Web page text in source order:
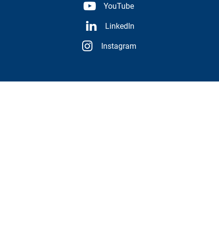
YouTube
LinkedIn
Instagram